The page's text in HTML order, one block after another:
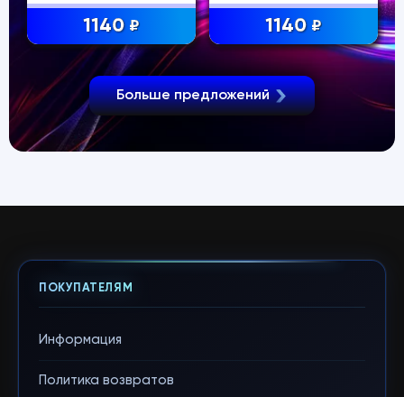
1140 ₽ 1140 ₽
Больше предложений
ПОКУПАТЕЛЯМ
Информация
Политика возвратов